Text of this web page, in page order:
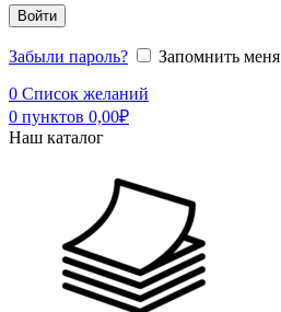
Войти
Забыли пароль?
Запомнить меня
0 Список желаний
0 пунктов 0,00₽
Наш каталог